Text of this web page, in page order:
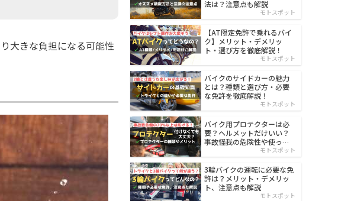
大きな負担になる可能性
法は？注意点も解説
モトスポット
【AT限定免許で乗れるバイ
ク】メリット・デメリッ
ト・選び方を徹底解説！
モトスポット
バイクのサイドカーの魅力
とは？種類と選び方・必要
な免許を徹底解説！
モトスポット
バイク用プロテクターは必
要？ヘルメットだけいい？
事故怪我の危険性や使った
方がいい部位も解説モトスポット
3輪バイクの運転に必要な免
許は？メリット・デメリッ
ト、注意点も解説
モトスポット